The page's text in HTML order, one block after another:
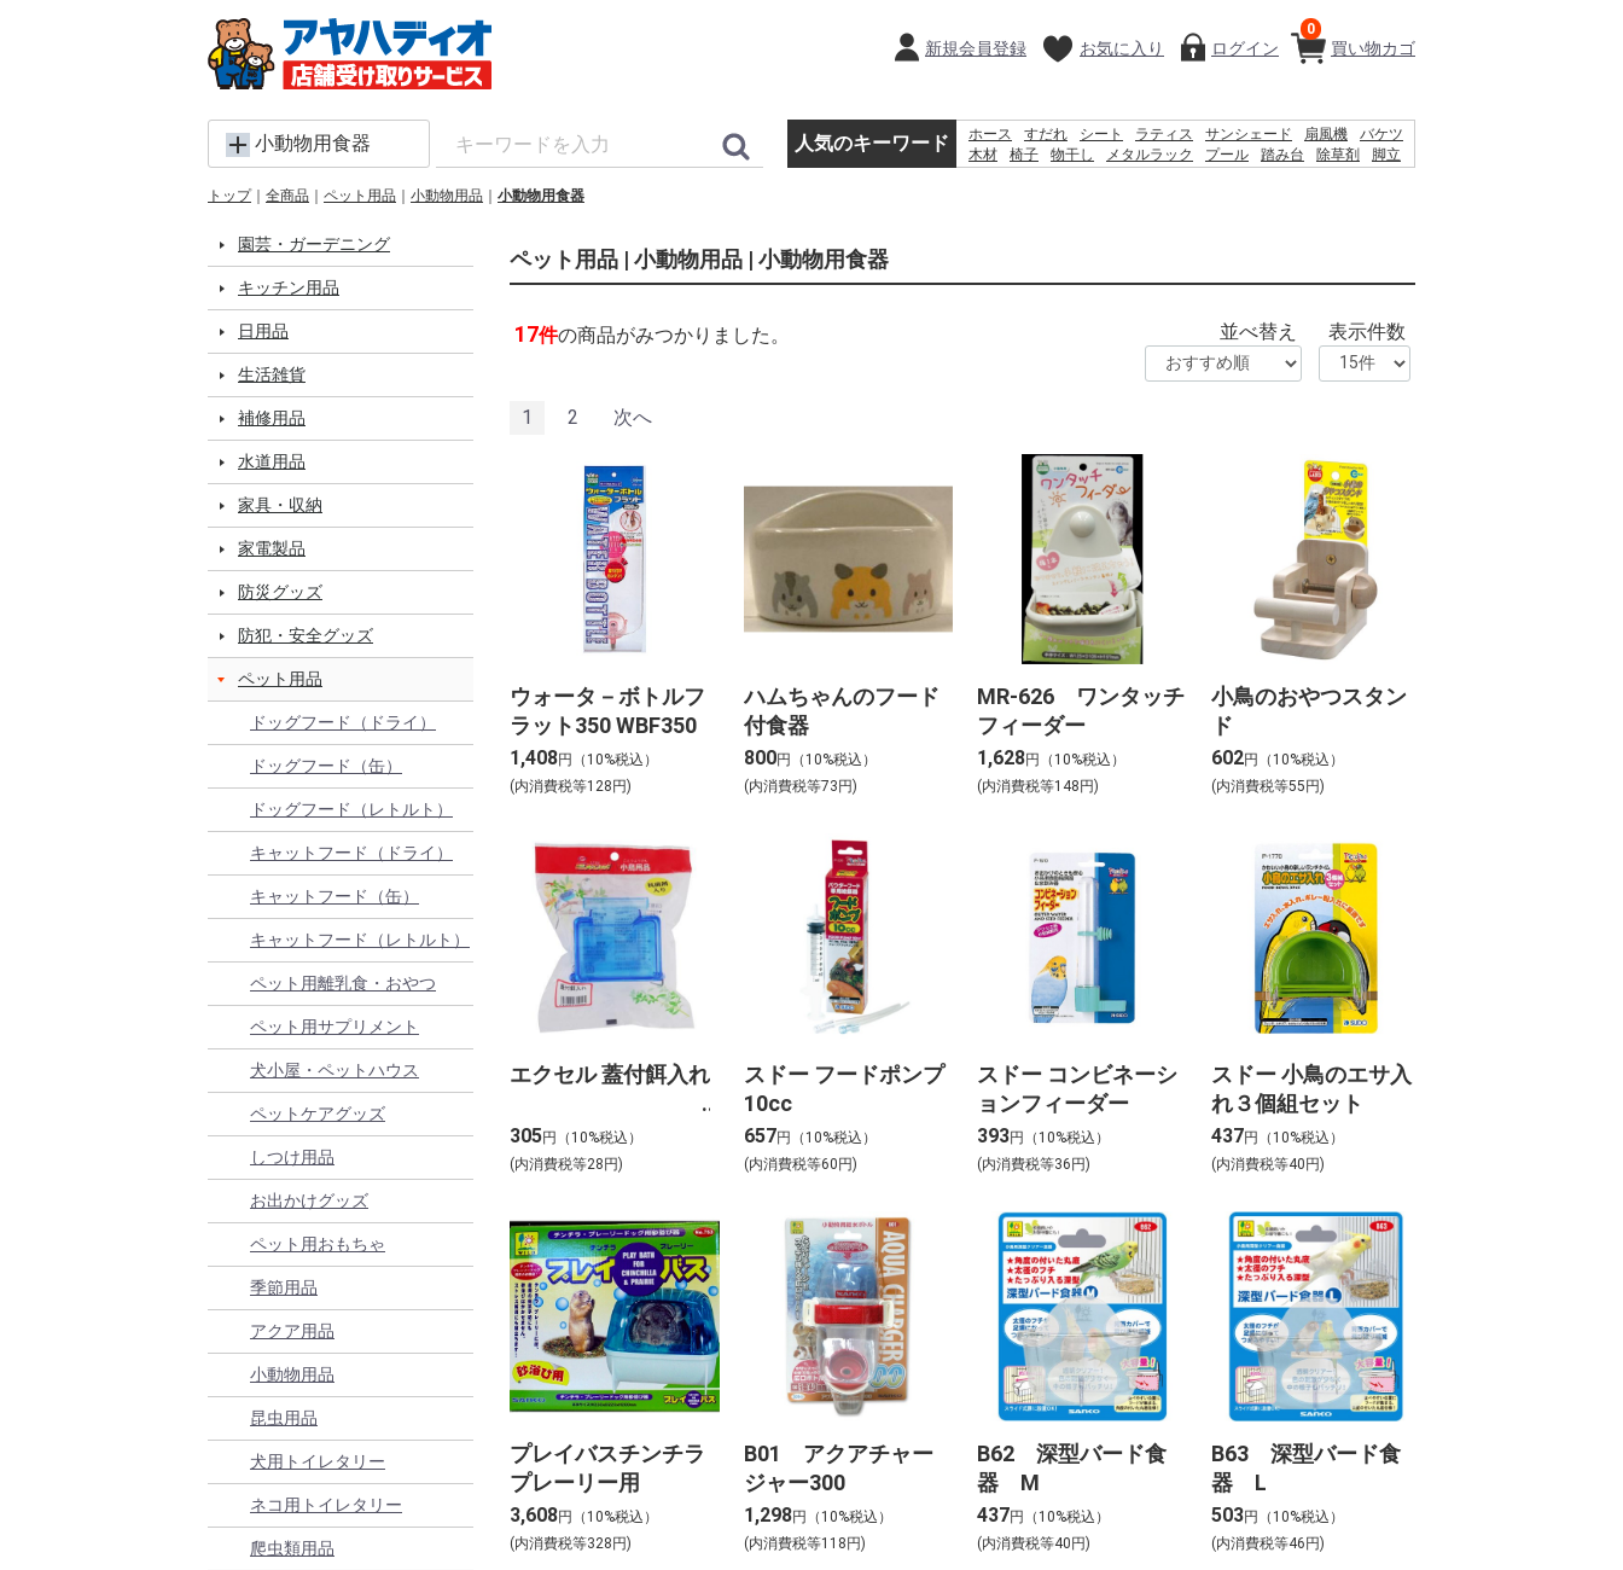
買い物カゴ
0
新規会員登録 お気に入り ログイン
小動物用食器 人気のキーワード ホース すだれ シート ラティス サンシェード 扇風機
バケツ
木材
椅子 物干し メタルラック プール 踏み台 除草剤
脚立
トップ 全商品 ペット用品 小動物用品 小動物用食器
園芸・ガーデニング
キッチン用品
日用品
生活雑貨
補修用品
水道用品
家具・収納
家電製品
防災グッズ
防犯・安全グッズ
ペット用品
ドッグフード（ドライ）
ドッグフード（缶）
ドッグフード（レトルト）
キャットフード（ドライ）
キャットフード（缶）
キャットフード（レトルト）
ペット用離乳食・おやつ
ペット用サプリメント
犬小屋・ペットハウス
ペットケアグッズ
しつけ用品
お出かけグッズ
ペット用おもちゃ
季節用品
アクア用品
小動物用品
昆虫用品
犬用トイレタリー
ネコ用トイレタリー
爬虫類用品
ペット用品 | 小動物用品 | 小動物用食器
17件の商品がみつかりました。 並べ替え 表示件数
1 2 次へ
ウォータ－ボトルフ
ラット350 WBF350
1,408円（10%税込）
(内消費税等128円)
ハムちゃんのフード
付食器
800円（10%税込）
(内消費税等73円)
MR-626 ワンタッチ
フィーダー
1,628円（10%税込）
(内消費税等148円)
小鳥のおやつスタン
ド
602円（10%税込）
(内消費税等55円)
エクセル 蓋付餌入れ
305円（10%税込）
(内消費税等28円)
スドー フードポンプ
10cc
657円（10%税込）
(内消費税等60円)
スドー コンビネーシ
ョンフィーダー
393円（10%税込）
(内消費税等36円)
スドー 小鳥のエサ入
れ３個組セット
437円（10%税込）
(内消費税等40円)
プレイバスチンチラ
プレーリー用
3,608円（10%税込）
(内消費税等328円)
B01 アクアチャー
ジャー300
1,298円（10%税込）
(内消費税等118円)
B62 深型バード食
器 M
437円（10%税込）
(内消費税等40円)
B63 深型バード食
器 L
503円（10%税込）
(内消費税等46円)